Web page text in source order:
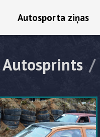
Autosporta ziņas
Autosprints /